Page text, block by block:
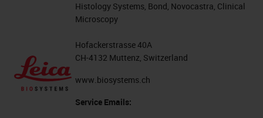
Histology Systems, Bond, Novocastra, Clinical
Microscopy
Hofackerstrasse 40A
CH-4132 Muttenz, Switzerland
www.biosystems.ch
Service Emails: